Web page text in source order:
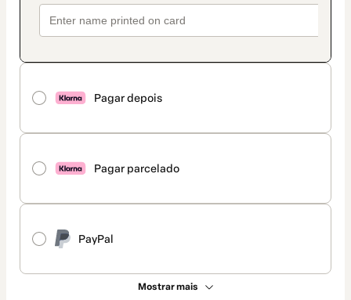
Pagar depois
Pagar parcelado
PayPal
Mostrar mais